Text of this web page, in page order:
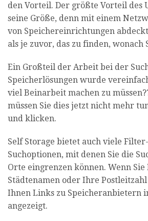
den Vorteil. Der größte Vorteil des
seine Größe, denn mit einem
von Speichereinrichtungen
als je zuvor, das zu finden, wonach
Ein Großteil der Arbeit bei der
Speicherlösungen wurde
viel Beinarbeit machen zu
müssen Sie dies jetzt nicht mehr
und klicken.
Self Storage bietet auch viele
Suchoptionen, mit denen Sie die
Orte eingrenzen können. Wenn
Städtenamen oder Ihre
Ihnen Links zu Speicheranbietern
angezeigt.